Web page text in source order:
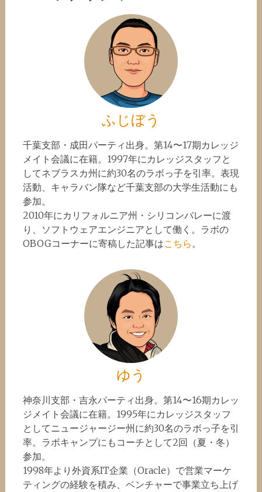
ふじぼう
千葉支部・成田パーティ出身。第14〜17期カレッジ
メイト会議に在籍。1997年にカレッジスタッフと
してネブラスカ州に約30名のラボっ子を引率。表現
活動、キャラバン隊など千葉支部の大学生活動にも
参加。
2010年にカリフォルニア州・シリコンバレーに渡
り、ソフトウェアエンジニアとして働く。ラボの
OBOGコーナーに寄稿した記事はこちら。
ゆう
神奈川支部・吉永パーティ出身。第14〜16期カレッ
ジメイト会議に在籍。1995年にカレッジスタッフ
としてニュージャージー州に約30名のラボっ子を引
率。ラボキャンプにもコーチとして2回（夏・冬）
参加。
1998年より外資系IT企業（Oracle）で営業マーケ
ティングの経験を積み、ベンチャーで事業立ち上げ